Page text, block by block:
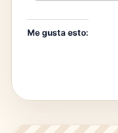
Me gusta esto: